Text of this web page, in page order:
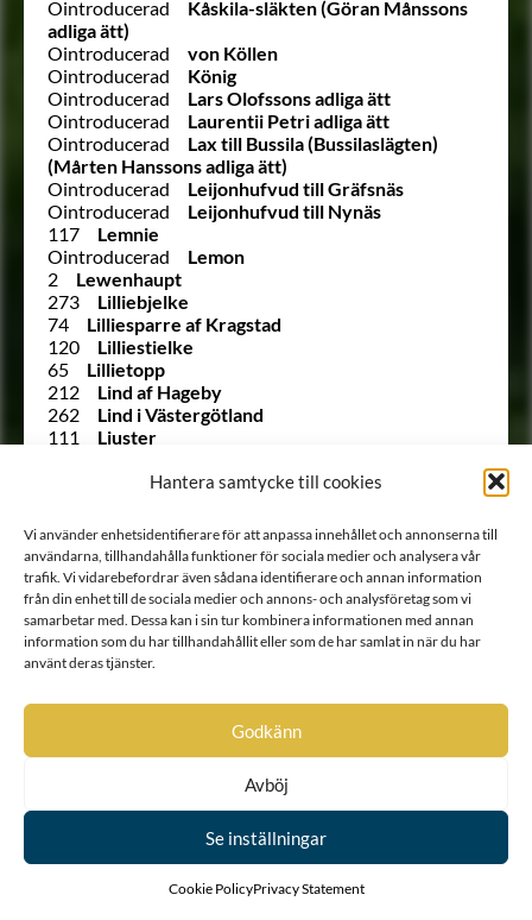
Hantera samtycke till cookies
Vi använder enhetsidentifierare för att anpassa innehållet och annonserna till
användarna, tillhandahålla funktioner för sociala medier och analysera vår
trafik. Vi vidarebefordrar även sådana identifierare och annan information
från din enhet till de sociala medier och annons- och analysföretag som vi
samarbetar med. Dessa kan i sin tur kombinera informationen med annan
information som du har tillhandahållit eller som de har samlat in när du har
använt deras tjänster.
Godkänn
Avböj
Se inställningar
Cookie PolicyPrivacy Statement
Ointroducerad
Kåskila-släkten (Göran Månssons
adliga ätt)
Ointroducerad
von Köllen
Ointroducerad
König
Ointroducerad
Lars Olofssons adliga ätt
Ointroducerad
Laurentii Petri adliga ätt
Ointroducerad
Lax till Bussila (Bussilaslägten)
(Mårten Hanssons adliga ätt)
Ointroducerad
Leijonhufvud till Gräfsnäs
Ointroducerad
Leijonhufvud till Nynäs
117
Lemnie
Ointroducerad
Lemon
2
Lewenhaupt
273
Lilliebjelke
74
Lilliesparre af Kragstad
120
Lilliestielke
65
Lillietopp
212
Lind af Hageby
262
Lind i Västergötland
111
Ljuster
Ointroducerad
Mats Gunnarssons adliga ätt
Ointroducerad
Mats och Jöns Markussöners adliga
ätt (Jöns Markussons adliga ätt)
Ointroducerad
Mjöhund
Ointroducerad
Monikalaslägten (Erthel) (Hans
Hanssons adliga ätt)
Ointroducerad
de Mornay
Ointroducerad
218
Månesköld af Norge
Månesköld af Seglinge
Ointroducerad
Mårten Perssons adliga ätt
Neaf (Näf)
Nils Olofssons adliga ätt
(Meldolaslägten)
Ointroducerad
Nils Simonssons adliga ätt